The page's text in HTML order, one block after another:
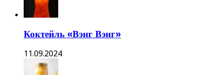
Коктейль «Вэнг Вэнг»
11.09.2024